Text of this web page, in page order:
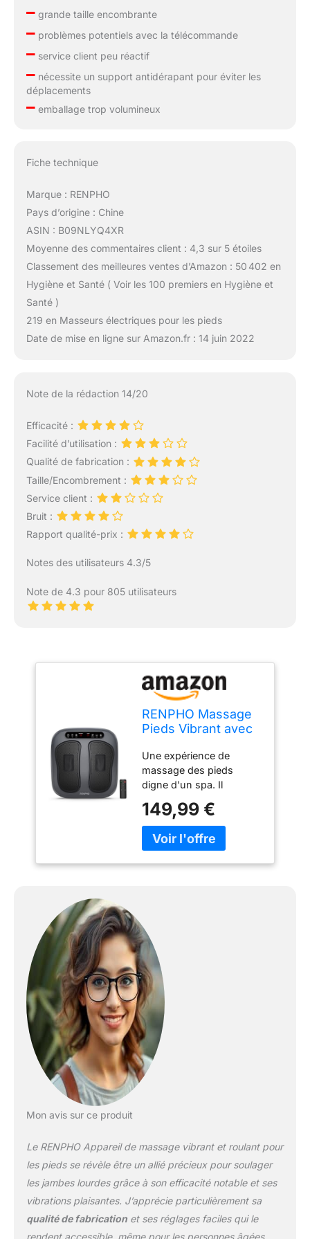
–grande taille encombrante
–problèmes potentiels avec la télécommande
–service client peu réactif
–nécessite un support antidérapant pour éviter les
déplacements
–emballage trop volumineux
Fiche technique
Marque : RENPHO
Pays d’origine : Chine
ASIN : B09NLYQ4XR
Moyenne des commentaires client : 4,3 sur 5 étoiles
Classement des meilleures ventes d’Amazon : 50 402 en
Hygiène et Santé ( Voir les 100 premiers en Hygiène et
Santé )
219 en Masseurs électriques pour les pieds
Date de mise en ligne sur Amazon.fr : 14 juin 2022
Note de la rédaction 14/20
Efficacité :
Facilité d’utilisation :
Qualité de fabrication :
Taille/Encombrement :
Service client :
Bruit :
Rapport qualité-prix :
Notes des utilisateurs 4.3/5
Note de 4.3 pour 805 utilisateurs
RENPHO Massage
Pieds Vibrant avec
vibration et
télécommande
Une expérience de
massage des pieds
digne d'un spa. Il
techniques de vibration
et de rotation pour cibler
les points d'acupression
et votre dos pour
favoriser une meilleure
relaxation. Sessions
personnalisées.
Choisissez parmi 20
niveaux de vitesse de
massage réglables en
fonction de vos
préférences. Obtenez un
massage des pieds et
des mollets plus
concentrent sur
différentes combinaisons
de vibrations, de
Sélectionnez une durée
de séance entre 10, 15 et
20 minutes pour une
149,99 €
Mon avis sur ce produit
Le RENPHO Appareil de massage vibrant et roulant pour
les pieds se révèle être un allié précieux pour soulager
les jambes lourdes grâce à son efficacité notable et ses
vibrations plaisantes. J’apprécie particulièrement sa
qualité de fabricationet ses réglages faciles qui le
rendent accessible, même pour les personnes âgées.